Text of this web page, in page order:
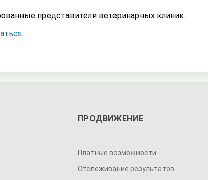
представители ветеринарных клиник.
.
ПРОДВИЖЕНИЕ
Платные возможности
Отслеживание результатов